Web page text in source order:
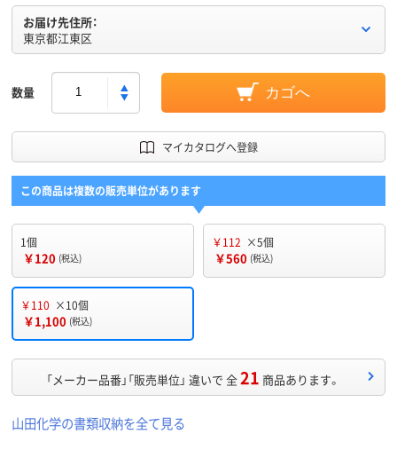
お届け先住所：
東京都江東区
数量 カゴへ
マイカタログへ登録
この商品は複数の販売単位があります
1個
￥120 (税込)
￥112 ×5個
￥560 (税込)
￥110 ×10個
￥1,100 (税込)
「メーカー品番」「販売単位」 違いで 全21 商品あります。
山田化学の書類収納を全て見る